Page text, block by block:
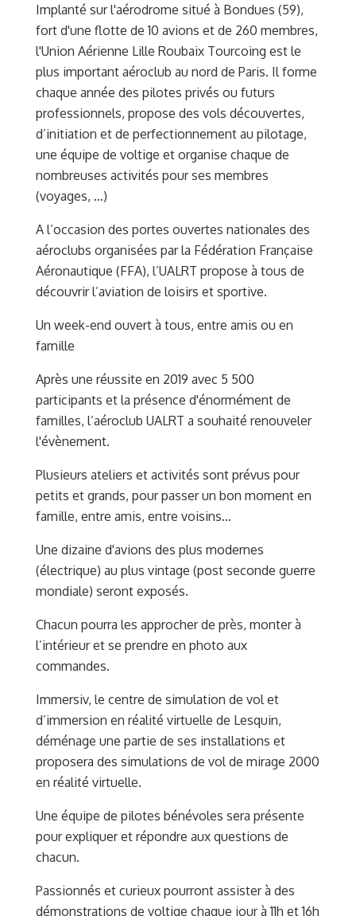
Implanté sur l'aérodrome situé à Bondues (59),
fort d'une flotte de 10 avions et de 260 membres,
l'Union Aérienne Lille Roubaix Tourcoing est le
plus important aéroclub au nord de Paris. Il forme
chaque année des pilotes privés ou futurs
professionnels, propose des vols découvertes,
d’initiation et de perfectionnement au pilotage,
une équipe de voltige et organise chaque de
nombreuses activités pour ses membres
(voyages, …)
A l’occasion des portes ouvertes nationales des
aéroclubs organisées par la Fédération Française
Aéronautique (FFA), l’UALRT propose à tous de
découvrir l’aviation de loisirs et sportive.
Un week-end ouvert à tous, entre amis ou en
famille
Après une réussite en 2019 avec 5 500
participants et la présence d'énormément de
familles, l’aéroclub UALRT a souhaité renouveler
l'évènement.
Plusieurs ateliers et activités sont prévus pour
petits et grands, pour passer un bon moment en
famille, entre amis, entre voisins...
Une dizaine d'avions des plus modernes
(électrique) au plus vintage (post seconde guerre
mondiale) seront exposés.
Chacun pourra les approcher de près, monter à
l’intérieur et se prendre en photo aux
commandes.
Immersiv, le centre de simulation de vol et
d’immersion en réalité virtuelle de Lesquin,
déménage une partie de ses installations et
proposera des simulations de vol de mirage 2000
en réalité virtuelle.
Une équipe de pilotes bénévoles sera présente
pour expliquer et répondre aux questions de
chacun.
Passionnés et curieux pourront assister à des
démonstrations de voltige chaque jour à 11h et 16h